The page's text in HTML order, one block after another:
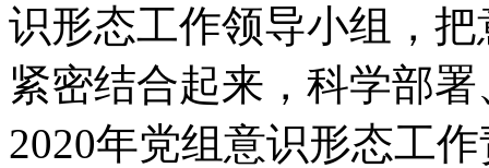
识形态工作领导小组，
紧密结合起来，科学部
2020年党组意识形态工